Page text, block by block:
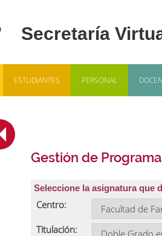
ESTUDIANTES PERSONAL
Gestión de
Seleccione la asignatura que
Centro:
Titulación: